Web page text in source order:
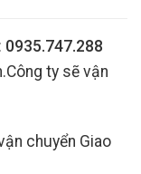
0935.747.288
ty sẽ vận
chuyển Giao